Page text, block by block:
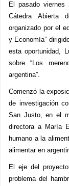
El pasado
Cátedra Abierta
organizado por el
y Economía”
esta oportunidad,
sobre“Los
argentina”.
Comenzó la
de investigación
San Justo, en el
directora a María
humano a la
alimentar en
El eje del
problema del